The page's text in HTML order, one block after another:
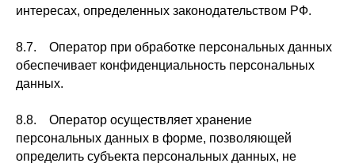
интересах, определенных законодательством РФ.
8.7. Оператор при обработке персональных данных
обеспечивает конфиденциальность персональных
данных.
8.8. Оператор осуществляет хранение
персональных данных в форме, позволяющей
определить субъекта персональных данных, не